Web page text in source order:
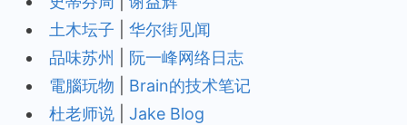
土木坛子
华尔街见闻
品味苏州
阮一峰网络日志
電腦玩物
Brain的技术笔记
杜老师说
Jake Blog